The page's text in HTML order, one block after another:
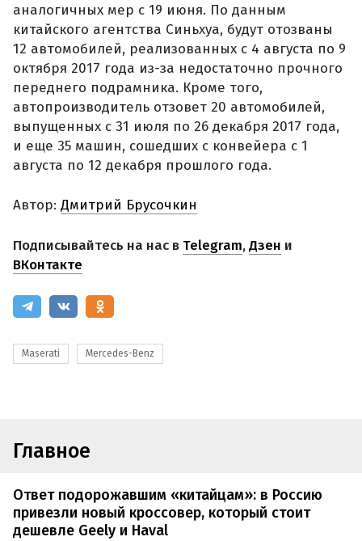
аналогичных мер с 19 июня. По данным
китайского агентства Синьхуа, будут отозваны
12 автомобилей, реализованных с 4 августа по 9
октября 2017 года из-за недостаточно прочного
переднего подрамника. Кроме того,
автопроизводитель отзовет 20 автомобилей,
выпущенных с 31 июля по 26 декабря 2017 года,
и еще 35 машин, сошедших с конвейера с 1
августа по 12 декабря прошлого года.
Автор: Дмитрий Брусочкин
Подписывайтесь на нас в Telegram,Дзен и
ВКонтакте
Maserati Mercedes-Benz
Главное
Ответ подорожавшим «китайцам»: в Россию
привезли новый кроссовер, который стоит
дешевле Geely и Haval